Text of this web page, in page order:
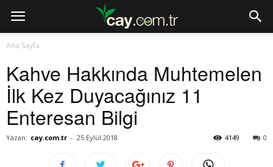
Ana Sayfa
Kahve Hakkında Muhtemelen
İlk Kez Duyacağınız 11
Enteresan Bilgi
Yazan: cay.com.tr - 25 Eylül 2018 0
4149